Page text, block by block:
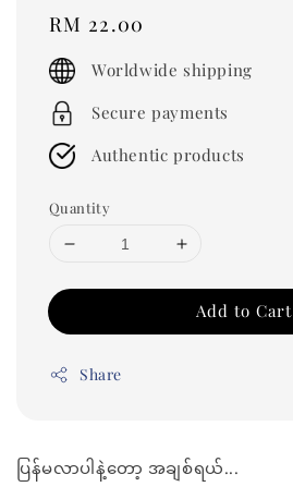
Regular
price
RM 22.00
Worldwide shipping
Secure payments
Authentic products
Quantity
Add to Cart
Share
ပြန်မလာပါနဲ့တော့ အချစ်ရယ်...